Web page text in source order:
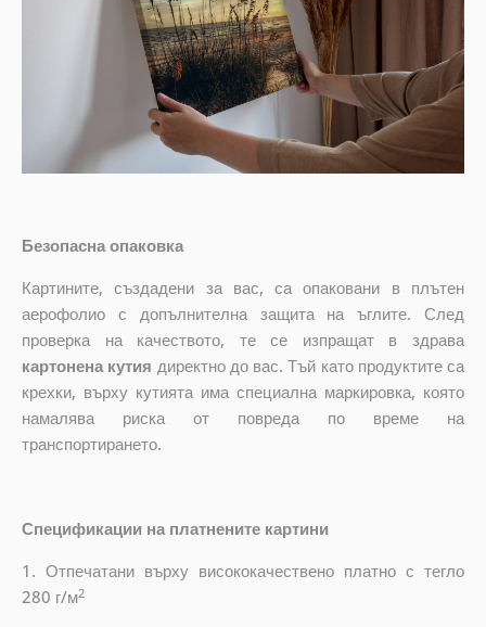
Безопасна опаковка
Картините, създадени за вас, са опаковани в плътен
аерофолио с допълнителна защита на ъглите. След
проверка на качеството, те се изпращат в здрава
картонена кутия директно до вас. Тъй като продуктите са
крехки, върху кутията има специална маркировка, която
намалява риска от повреда по време на
транспортирането.
Спецификации на платнените картини
1. Отпечатани върху висококачествено платно с тегло
280 г/м2